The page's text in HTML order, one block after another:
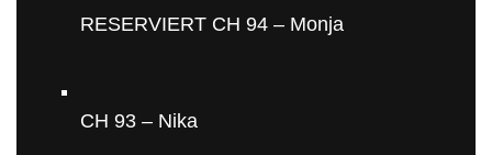
RESERVIERT CH 94 – Monja
CH 93 – Nika